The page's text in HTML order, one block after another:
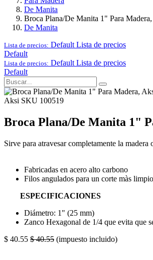
De Manita
Broca Plana/De Manita 1" Para
De Manita
Lista de precios: Default Lista de precios
Default
Lista de precios: Default Lista de precios
Default
Aksi SKU 100519
Broca Plana/De Manita 1"
Sirve para atravesar completamente la
Fabricadas en acero alto carbono
Filos angulados para un corte màs limpio
ESPECIFICACIONES
Diámetro: 1" (25 mm)
Zanco Hexagonal de 1/4 que evita que
$ 40.55 $40.55 (impuesto incluido)